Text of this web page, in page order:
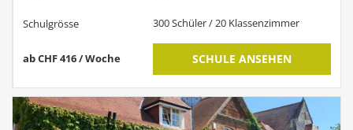
Schulgrösse 300 Schüler / 20 Klassenzimmer
ab CHF 416 / Woche SCHULE ANSEHEN